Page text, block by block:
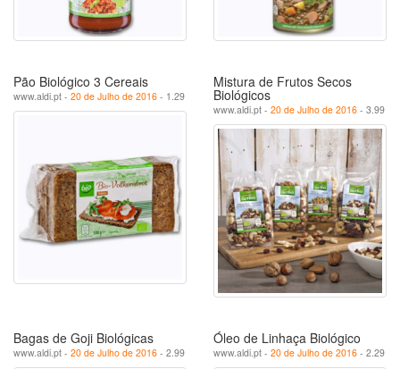
Pão Biológico 3 Cereais
www.aldi.pt - 20 de Julho de 2016 - 1.29
Mistura de Frutos Secos
Biológicos
www.aldi.pt - 20 de Julho de 2016 - 3.99
Bagas de Goji Biológicas
www.aldi.pt - 20 de Julho de 2016 - 2.99
Óleo de Linhaça Biológico
www.aldi.pt - 20 de Julho de 2016 - 2.29